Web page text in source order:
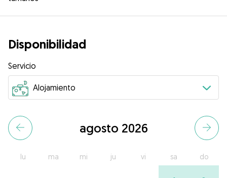
Disponibilidad
Servicio
agosto 2026
lu ma mi ju vi sa do